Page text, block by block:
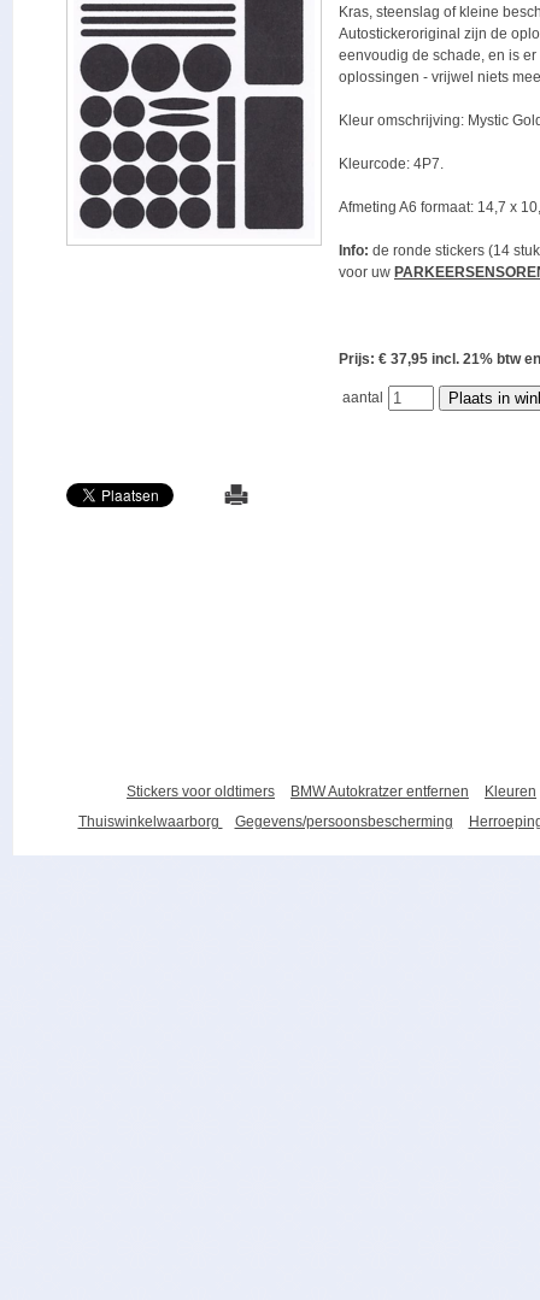
Kras, steenslag of kleine
Autostickeroriginal zijn de
eenvoudig de schade, en is
oplossingen - vrijwel niets
Kleur omschrijving: Mystic
Kleurcode: 4P7.
Afmeting A6 formaat: 14,7 x
Info: de ronde stickers (14
voor uw
Prijs: € 37,95 incl. 21% btw
aantal
Stickers voor oldtimers BMW Autokratzer entfernen
Kleuren
Thuiswinkelwaarborg
Gegevens/persoonsbescherming